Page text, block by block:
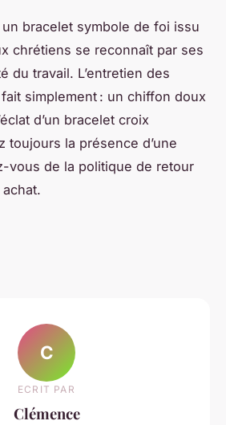
un bracelet symbole de foi issu
chrétiens se reconnaît par ses
du travail. L’entretien des
simplement : un chiffon doux
d’un bracelet croix
toujours la présence d’une
vous de la politique de retour
C
ECRIT PAR
Clémence